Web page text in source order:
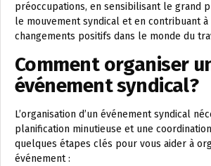
préoccupations, en sensibilisant le grand
le mouvement syndical et en contribuant à
changements positifs dans le monde du
Comment organiser
événement syndical?
L’organisation d’un événement syndical
planification minutieuse et une
quelques étapes clés pour vous aider à
événement :